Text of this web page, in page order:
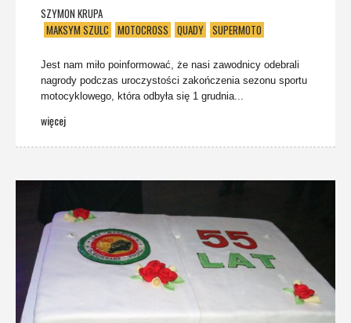
SZYMON KRUPA
MAKSYM SZULC MOTOCROSS QUADY SUPERMOTO
Jest nam miło poinformować, że nasi zawodnicy odebrali
nagrody podczas uroczystości zakończenia sezonu sportu
motocyklowego, która odbyła się 1 grudnia...
więcej